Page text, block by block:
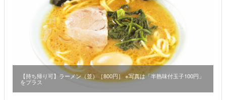
【持ち帰り可】ラーメン（並）［800円］ ※写真は「半熟味付玉子100円」
をプラス